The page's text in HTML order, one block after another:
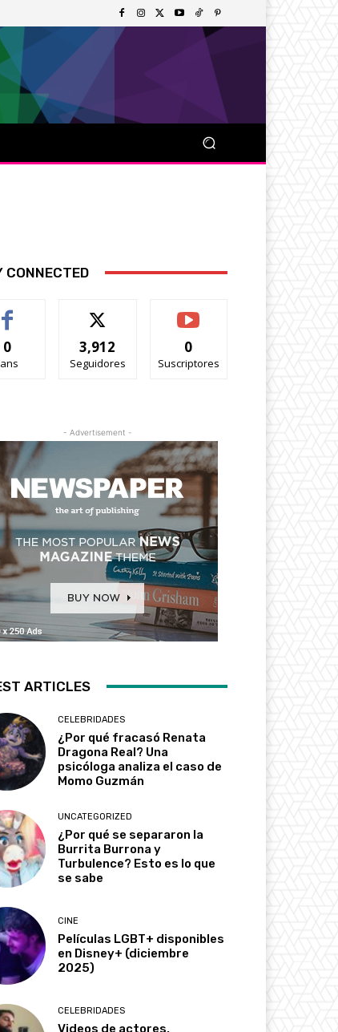
CONNECTED
0 3,912
Seguidores
0
Suscriptores
- Advertisement -
ARTICLES
CELEBRIDADES
¿Por qué fracasó Renata
Dragona Real? Una
psicóloga analiza el caso de
Momo Guzmán
UNCATEGORIZED
¿Por qué se separaron la
Burrita Burrona y
Turbulence? Esto es lo que
se sabe
CINE
Películas LGBT+ disponibles
en Disney+ (diciembre
2025)
CELEBRIDADES